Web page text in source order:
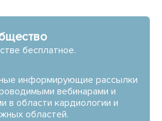
бесплатное.
информирующие рассылки
вебинарами и
в области кардиологии и
областей.